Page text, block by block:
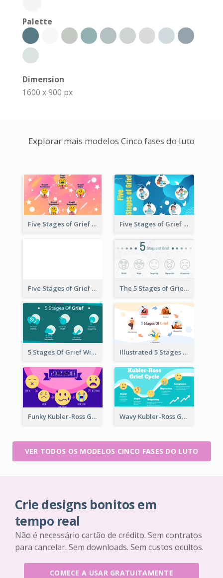
Palette
Dimension
1600 x 900 px
Explorar mais modelos Cinco fases do luto
Five Stages of Grief with Emoji Icon Five Stages of Grief Infographic with illustration
Five Stages of Grief The 5 Stages of Grief With emoji Icon
5 Stages Of Grief With Graphics Illustrated 5 Stages Of Grief
Funky Kubler-Ross Grief Cycle Wavy Kubler-Ross Grief Cycle
VER TODOS OS MODELOS CINCO FASES DO LUTO
Crie designs bonitos em
tempo real
Não é necessário cartão de crédito. Sem contratos
para cancelar. Sem downloads. Sem custos ocultos.
COMECE A USAR GRATUITAMENTE